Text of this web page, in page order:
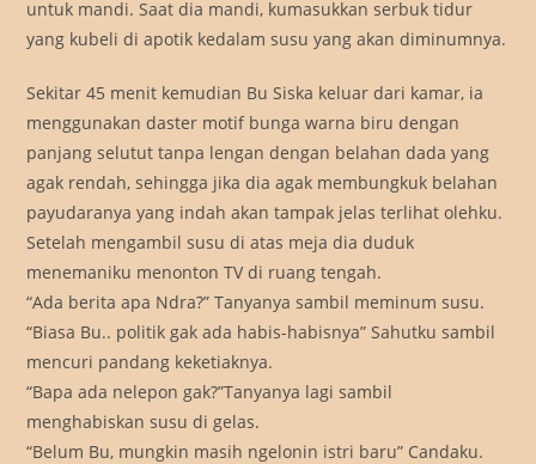
untuk mandi. Saat dia mandi, kumasukkan serbuk tidur
yang kubeli di apotik kedalam susu yang akan diminumnya.
Sekitar 45 menit kemudian Bu Siska keluar dari kamar, ia
menggunakan daster motif bunga warna biru dengan
panjang selutut tanpa lengan dengan belahan dada yang
agak rendah, sehingga jika dia agak membungkuk belahan
payudaranya yang indah akan tampak jelas terlihat olehku.
Setelah mengambil susu di atas meja dia duduk
menemaniku menonton TV di ruang tengah.
“Ada berita apa Ndra?” Tanyanya sambil meminum susu.
“Biasa Bu.. politik gak ada habis-habisnya” Sahutku sambil
mencuri pandang keketiaknya.
“Bapa ada nelepon gak?”Tanyanya lagi sambil
menghabiskan susu di gelas.
“Belum Bu, mungkin masih ngelonin istri baru” Candaku.